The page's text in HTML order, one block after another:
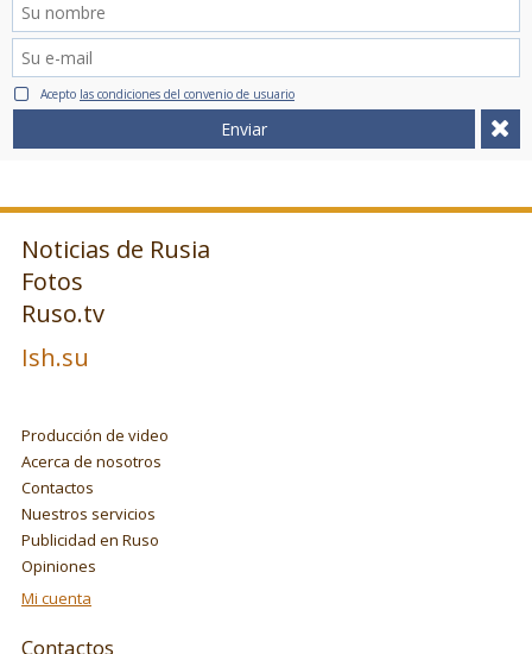
Acepto las condiciones del convenio de usuario
Enviar
Noticias de Rusia
Fotos
Ruso.tv
Ish.su
Producción de video
Acerca de nosotros
Contactos
Nuestros servicios
Publicidad en Ruso
Opiniones
Mi cuenta
Contactos